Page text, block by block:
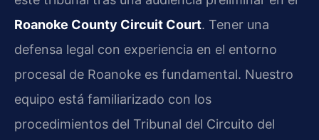
Roanoke County Circuit Court. Tener una
defensa legal con experiencia en el entorno
procesal de Roanoke es fundamental. Nuestro
equipo está familiarizado con los
procedimientos del Tribunal del Circuito del